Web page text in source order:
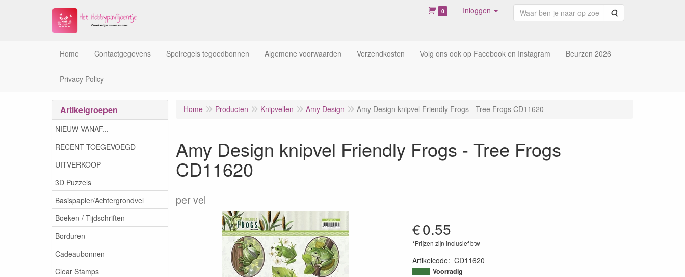
0 Inloggen Zoeken
Home Contactgegevens Spelregels tegoedbonnen Algemene voorwaarden Verzendkosten Volg ons ook op Facebook en Instagram Beurzen 2026
Privacy Policy
Artikelgroepen
NIEUW VANAF...
RECENT TOEGEVOEGD
UITVERKOOP
3D Puzzels
Basispapier/Achtergrondvel
Boeken / Tijdschriften
Borduren
Cadeaubonnen
Clear Stamps
Home Producten Knipvellen Amy Design Amy Design knipvel Friendly Frogs - Tree Frogs CD11620
Amy Design knipvel Friendly Frogs - Tree Frogs
CD11620
per vel
€0.55
*Prijzen zijn inclusief btw
Artikelcode: CD11620
8718715093164
Voorradig